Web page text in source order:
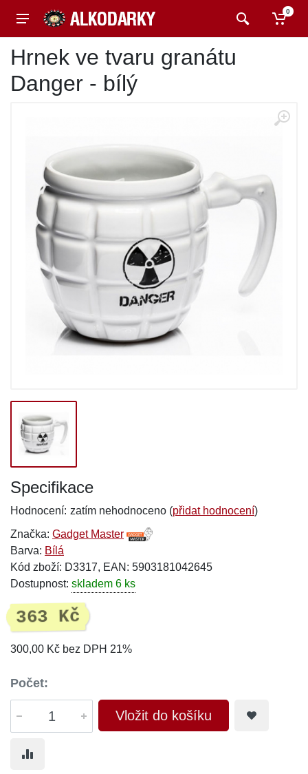
0
Hrnek ve tvaru granátu
Danger - bílý
Specifikace
Hodnocení: zatím nehodnoceno (přidat hodnocení)
Značka: Gadget Master
Barva: Bílá
Kód zboží: D3317, EAN: 5903181042645
Dostupnost: skladem 6 ks
363 Kč
300,00 Kč bez DPH 21%
Počet:
Vložit do košíku